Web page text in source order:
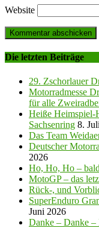
Website
Die letzten Beiträge
29. Zschorlauer
Motorradmesse
für alle
Heiße Heimspiel-
Sachsenring 8.
Das Team
Deutscher
2026
Ho, Ho, Ho –
MotoGP – das
Rück-, und
SuperEnduro
Juni 2026
Danke – Danke –